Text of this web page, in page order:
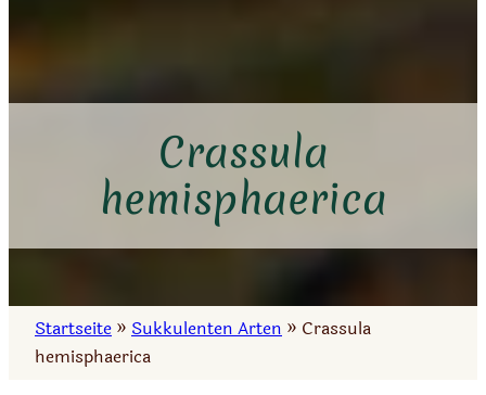
Crassula
hemisphaerica
Startseite » Sukkulenten Arten » Crassula
hemisphaerica